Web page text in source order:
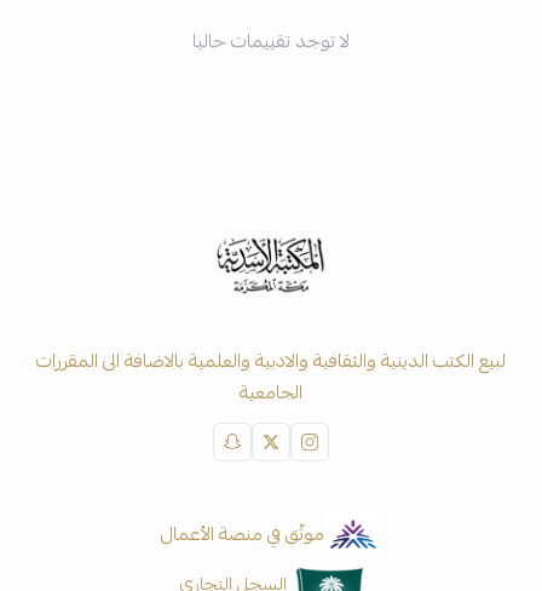
لا توجد تقييمات حاليا
لبيع الكتب الدينية والثقافية والادبية والعلمية بالاضافة الى المقررات
الجامعية
موثّق في منصة الأعمال
السجل التجاري